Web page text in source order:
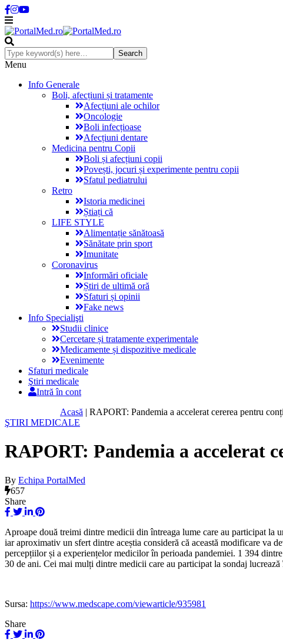
Menu
Info Generale
Boli, afecțiuni și tratamente
Afecțiuni ale ochilor
Oncologie
Boli infecțioase
Afecțiuni dentare
Medicina pentru Copii
Boli și afecțiuni copii
Povești, jocuri și experimente pentru copii
Sfatul pediatrului
Retro
Istoria medicinei
Știați că
LIFE STYLE
Alimentație sănătoasă
Sănătate prin sport
Imunitate
Coronavirus
Informări oficiale
Știri de ultimă oră
Sfaturi și opinii
Fake news
Info Specialişti
Studii clinice
Cercetare și tratamente experimentale
Medicamente și dispozitive medicale
Evenimente
Sfaturi medicale
Ştiri medicale
Intră în cont
Acasă | RAPORT: Pandemia a accelerat cererea pentru
ŞTIRI MEDICALE
RAPORT: Pandemia a accelerat
By Echipa PortalMed
657
Share
Aproape două treimi dintre medicii din întreaga lume care au participat la
iar aproximativ un sfert dintre aceștia consideră că această modificare va
percepțiilor și a experiențelor medicilor în perioada pandemiei. 1 394
30 de ani. Cei mai mulți dintre medicii care au participat la sondaj
Sursa: https://www.medscape.com/viewarticle/935981
Share